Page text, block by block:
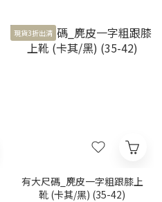
現貨3折出清
有大尺碼_麂皮一字粗跟膝上
靴 (卡其/黑) (35-42)